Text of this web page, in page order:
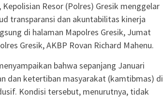
Resor (Polres) Gresik menggelar
transparansi dan akuntabilitas kinerja
di halaman Mapolres Gresik, Jumat
Gresik, AKBP Rovan Richard Mahenu.
bahwa sepanjang Januari
dan ketertiban masyarakat (kamtibmas) di
Kondisi tersebut, menurutnya, tidak